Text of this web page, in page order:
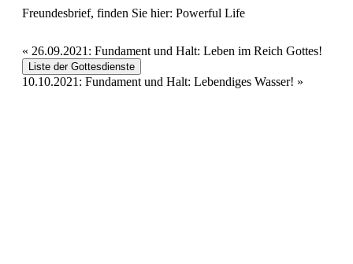
Freundesbrief, finden Sie hier: Powerful Life
« 26.09.2021: Fundament und Halt: Leben im Reich Gottes!
Liste der Gottesdienste
10.10.2021: Fundament und Halt: Lebendiges Wasser! »